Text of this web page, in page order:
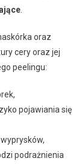
.
oraz
cery oraz jej
peelingu:
pojawiania się
podrażnienia